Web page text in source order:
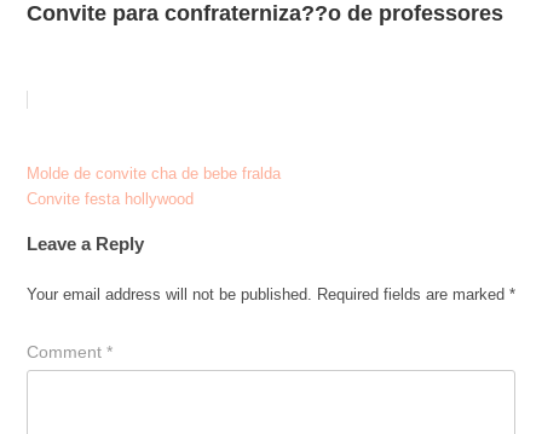
Convite para confraterniza??o de professores
Post
Molde de convite cha de bebe fralda
Convite festa hollywood
Leave a Reply
Your email address will not be published. Required fields are marked *
Comment *